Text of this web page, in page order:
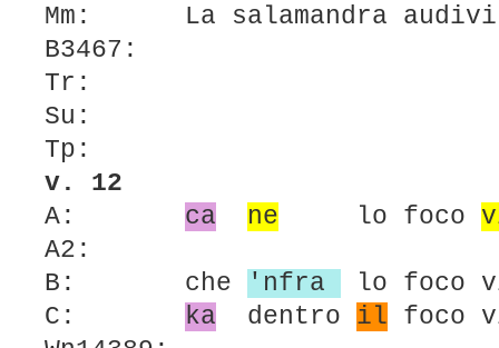
Mm: La salamandra audivi
B3467:
Tr:
Su:
Tp:
v. 12
A: ca ne lo foco
A2:
B: che
'nfra lo foco
C: ka dentro il foco